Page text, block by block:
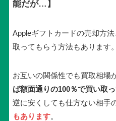
能だが…】
Appleギフトカードの売却方
取ってもらう方法もあります。
お互いの関係性でも買取相場
ば額面通りの100％で買い取
逆に安くしても仕方ない相手
もあります。